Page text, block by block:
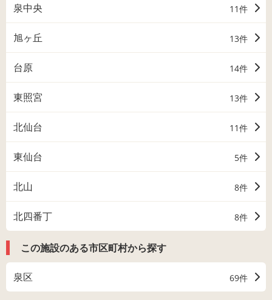
泉中央 11件
旭ヶ丘 13件
台原 14件
東照宮 13件
北仙台 11件
東仙台 5件
北山 8件
北四番丁 8件
この施設のある市区町村から探す
泉区 69件